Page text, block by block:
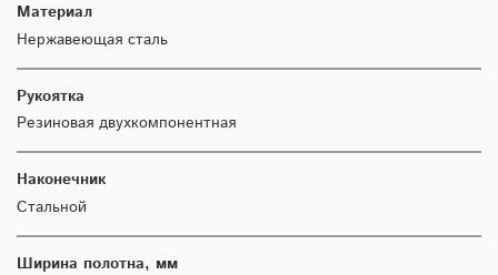
Материал
Нержавеющая сталь
Рукоятка
Резиновая двухкомпонентная
Наконечник
Стальной
Ширина полотна, мм